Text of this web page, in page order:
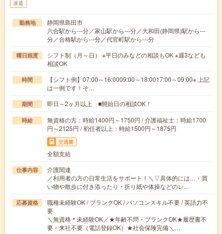
派遣
勤務地
静岡県島田市
六合駅から---分／家山駅から---分／大和田(静岡県)駅から---
分／合格駅から---分／代官町駅から---分
曜日頻度
シフト制（月～日） ※平日のみなどの相談もOK ※週3なども
相談OK
時間
【シフト例】07:00～16:0009:00～18:0017:00～09:00※ 上記
は一例です！そ…
期間 即日～2ヶ月以上 ■開始日の相談OK！
時給
無資格の方：時給1400円～1750円 / 介護福祉士：時給1700
円～2125円 / 初任者以上：時給1500円～1875円
交通費
全額支給
仕事内容
介護関連
／利用者の方の日常生活をサポート！＼▽具体的には…・買
い物や散歩に付き添ったり・折り紙や体操などのレ…
応募資格
職種未経験OK / ブランクOK / パソコンスキル不要 / 英語力不
要
＼無資格＊未経験OK／★年齢不問・ブランクOK★履歴書不
要・来社不要（電話登録OK）★社会保険完備＼…